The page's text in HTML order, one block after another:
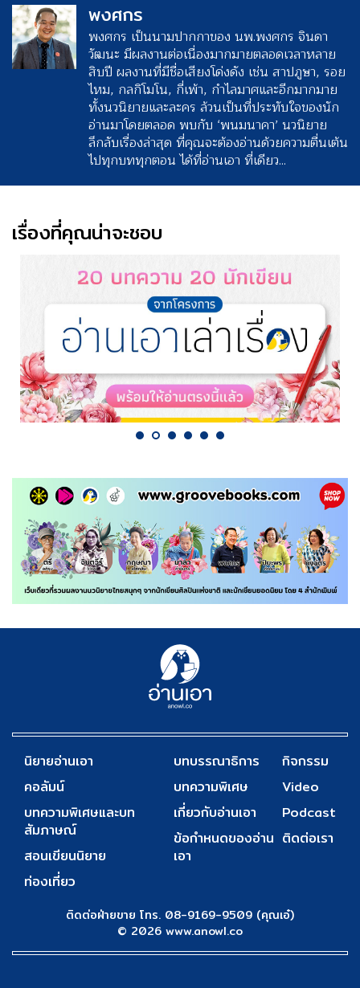
พงศกร
พงศกร เป็นนามปากกาของ นพ.พงศกร จินดา
วัฒนะ มีผลงานต่อเนื่องมากมายตลอดเวลาหลาย
สิบปี ผลงานที่มีชื่อเสียงโด่งดัง เช่น สาปภูษา, รอย
ไหม, กลกิโมโน, กี่เพ้า, กำไลมาศและอีกมากมาย
ทั้งนวนิยายและละคร ล้วนเป็นที่ประทับใจของนัก
อ่านมาโดยตลอด พบกับ ‘พนมนาคา’ นวนิยาย
ลึกลับเรื่องล่าสุด ที่คุณจะต้องอ่านด้วยความตื่นเต้น
ไปทุกบททุกตอน ได้ที่อ่านเอา ที่เดียว...
เรื่องที่คุณน่าจะชอบ
นิยายอ่านเอา
คอลัมน์
บทความพิเศษและบท
สัมภาษณ์
สอนเขียนนิยาย
ท่องเที่ยว
บทบรรณาธิการ
บทความพิเศษ
เกี่ยวกับอ่านเอา
ข้อกำหนดของอ่าน
เอา
กิจกรรม
Video
Podcast
ติดต่อเรา
ติดต่อฝ่ายขาย โทร. 08-9169-9509 (คุณเอ๋)
© 2026 www.anowl.co